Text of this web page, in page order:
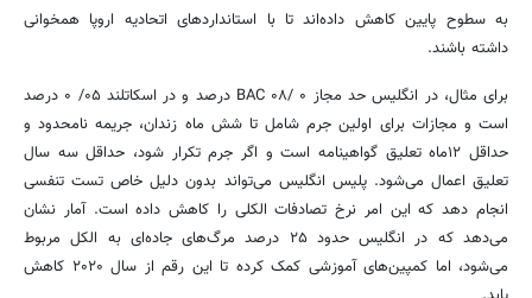
به سطوح پایین کاهش داده‌اند تا با استانداردهای اتحادیه اروپا همخوانی
داشته باشند.
برای مثال، در انگلیس حد مجاز BAC ۰۸/ ۰ درصد و در اسکاتلند ۰۵/ ۰ درصد
است و مجازات برای اولین جرم شامل تا شش ماه زندان، جریمه نامحدود و
حداقل ۱۲ماه تعلیق گواهینامه است و اگر جرم تکرار شود، حداقل سه سال
تعلیق اعمال می‌شود. پلیس انگلیس می‌تواند بدون دلیل خاص تست تنفسی
انجام دهد که این امر نرخ تصادفات الکلی را کاهش داده است. آمار نشان
می‌دهد که در انگلیس حدود ۲۵ درصد مرگ‌های جاده‌ای به الکل مربوط
می‌شود، اما کمپین‌های آموزشی کمک کرده تا این رقم از سال ۲۰۲۰ کاهش